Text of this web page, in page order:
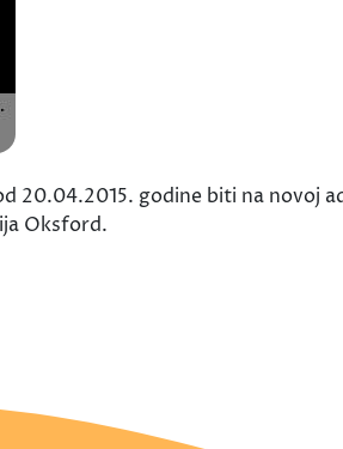
20.04.2015. godine biti na novoj
Oksford.